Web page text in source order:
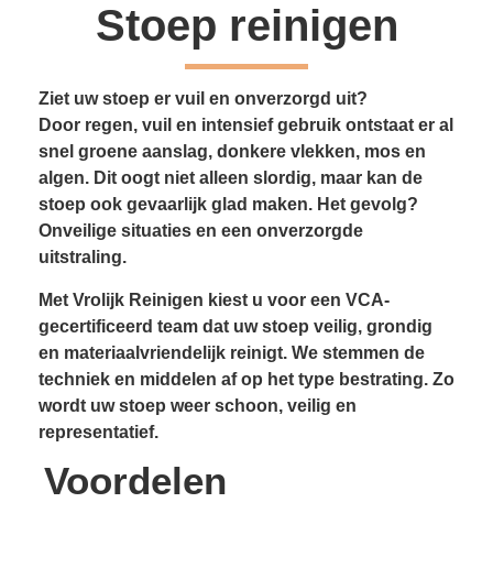
Stoep reinigen
Ziet uw stoep er vuil en onverzorgd uit?
Door regen, vuil en intensief gebruik ontstaat er al
snel groene aanslag, donkere vlekken, mos en
algen. Dit oogt niet alleen slordig, maar kan de
stoep ook gevaarlijk glad maken. Het gevolg?
Onveilige situaties en een onverzorgde
uitstraling.
Met Vrolijk Reinigen kiest u voor een VCA-
gecertificeerd team dat uw stoep veilig, grondig
en materiaalvriendelijk reinigt. We stemmen de
techniek en middelen af op het type bestrating. Zo
wordt uw stoep weer schoon, veilig en
representatief.
Voordelen